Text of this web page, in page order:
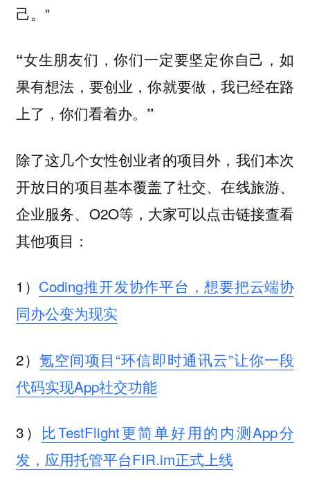
己。”
“女生朋友们，你们一定要坚定你自己，如
果有想法，要创业，你就要做，我已经在路
上了，你们看着办。”
除了这几个女性创业者的项目外，我们本次
开放日的项目基本覆盖了社交、在线旅游、
企业服务、O2O等，大家可以点击链接查看
其他项目：
1） Coding推开发协作平台，想要把云端协
同办公变为现实
2）氪空间项目“环信即时通讯云”让你一段
代码实现App社交功能
3） 比TestFlight更简单好用的内测App分
发，应用托管平台FIR.im正式上线